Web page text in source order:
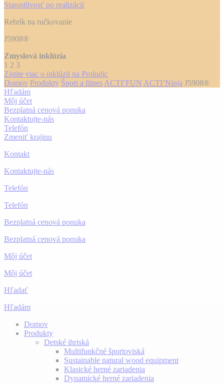
Starostlivosť po realizácií
Rebrík na ručkovanie
J5908®
Zmyslová inklúzia
1 2 3
Zistite viac o inklúzii na Proludic
Domov Produkty Šport a fitnes ACTI’FUN ACTI’Ninja J5908®
Hľadám
Môj účet
Bezplatná cenová ponuka
Kontaktujte-nás
Telefón
Zmeniť krajinu
Kontakt
Kontaktujte-nás
Telefón
Telefón
Bezplatná cenová ponuka
Bezplatná cenová ponuka
Môj účet
Môj účet
Hľadať
Hľadám
Domov
Produkty
Detské ihriská
Multifunkčné športoviská
Sustainable natural wood equipment
Klasické herné zariadenia
Dynamické herné zariadenia